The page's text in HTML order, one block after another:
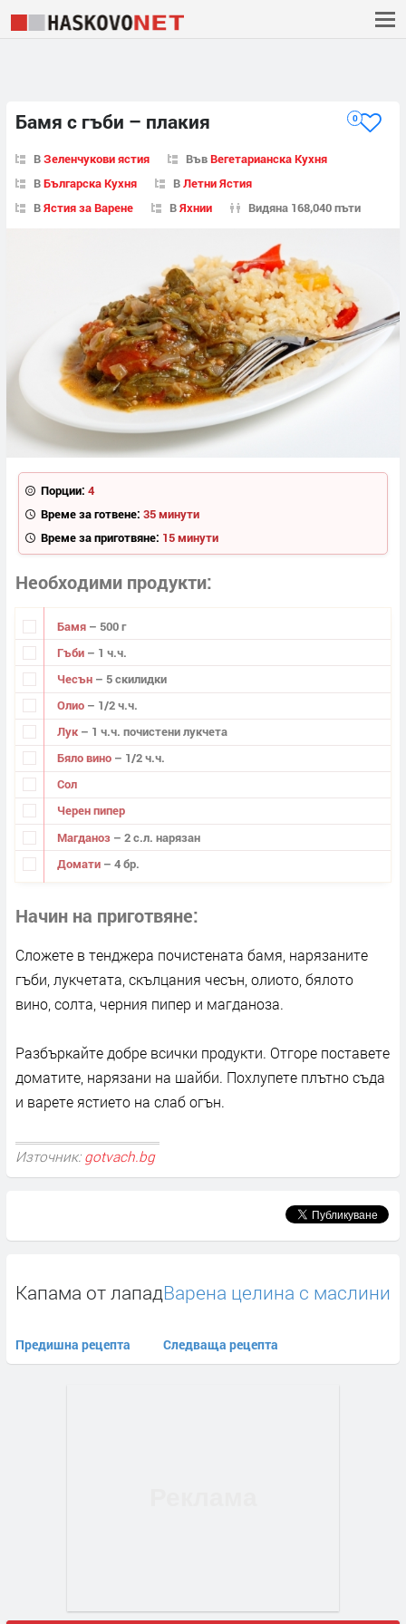
Бамя с гъби – плакия 0
ВЗеленчукови ястия ВъвВегетарианска Кухня
ВБългарска Кухня ВЛетни Ястия
ВЯстия за Варене ВЯхнии Видяна 168,040 пъти
Порции: 4
Време за готвене: 35 минути
Време за приготвяне: 15 минути
Необходими продукти
Бамя – 500 г
Гъби – 1 ч.ч.
Чесън – 5 скилидки
Олио – 1/2 ч.ч.
Лук – 1 ч.ч. почистени лукчета
Бяло вино – 1/2 ч.ч.
Сол
Черен пипер
Магданоз – 2 с.л. нарязан
Домати – 4 бр.
Начин на приготвяне
Сложете в тенджера почистената бамя, нарязаните
гъби, лукчетата, скълцания чесън, олиото, бялото
вино, солта, черния пипер и магданоза.
Разбъркайте добре всички продукти. Отгоре поставете
доматите, нарязани на шайби. Похлупете плътно съда
и варете ястието на слаб огън.
Източник: gotvach.bg
Капама от лапад
Предишна рецепта
Варена целина с маслини
Следваща рецепта